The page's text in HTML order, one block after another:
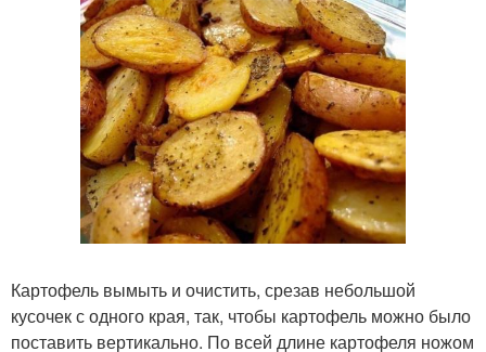
Картофель вымыть и очистить, срезав небольшой
кусочек с одного края, так, чтобы картофель можно было
поставить вертикально. По всей длине картофеля ножом